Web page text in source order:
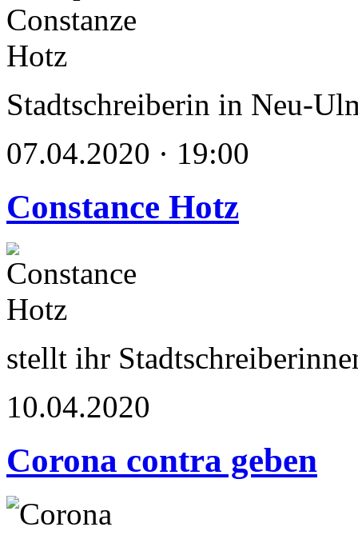
Stadtschreiberin in Neu-
07.04.2020 · 19:00
Constance Hotz
stellt ihr
10.04.2020
Corona contra geben